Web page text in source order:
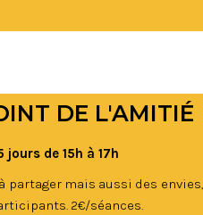
DE L'AMITIÉ
jours de 15h à 17h
partager mais aussi des
2€/séances.